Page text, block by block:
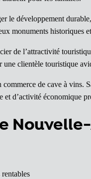
le développement
monuments historiques
de l’attractivité
clientèle touristique
de cave à
et d’activité économique